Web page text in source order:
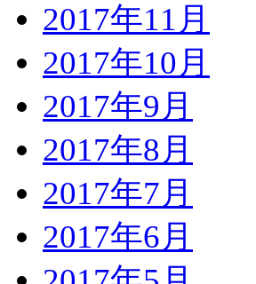
2017年11月
2017年10月
2017年9月
2017年8月
2017年7月
2017年6月